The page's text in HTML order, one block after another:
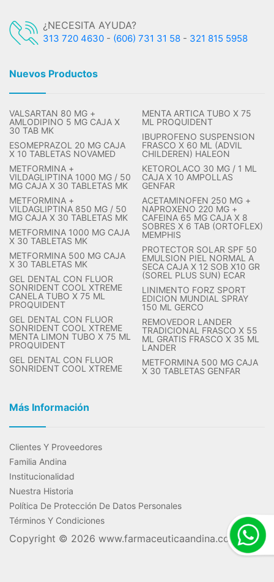
¿NECESITA AYUDA?
313 720 4630 - (606) 731 31 58 - 321 815 5958
Nuevos Productos
VALSARTAN 80 MG +
AMLODIPINO 5 MG CAJA X
30 TAB MK
ESOMEPRAZOL 20 MG CAJA
X 10 TABLETAS NOVAMED
METFORMINA +
VILDAGLIPTINA 1000 MG / 50
MG CAJA X 30 TABLETAS MK
METFORMINA +
VILDAGLIPTINA 850 MG / 50
MG CAJA X 30 TABLETAS MK
METFORMINA 1000 MG CAJA
X 30 TABLETAS MK
METFORMINA 500 MG CAJA
X 30 TABLETAS MK
GEL DENTAL CON FLUOR
SONRIDENT COOL XTREME
CANELA TUBO X 75 ML
PROQUIDENT
GEL DENTAL CON FLUOR
SONRIDENT COOL XTREME
MENTA LIMON TUBO X 75 ML
PROQUIDENT
GEL DENTAL CON FLUOR
SONRIDENT COOL XTREME
MENTA ARTICA TUBO X 75
ML PROQUIDENT
IBUPROFENO SUSPENSION
FRASCO X 60 ML (ADVIL
CHILDEREN) HALEON
KETOROLACO 30 MG / 1 ML
CAJA X 10 AMPOLLAS
GENFAR
ACETAMINOFEN 250 MG +
NAPROXENO 220 MG +
CAFEINA 65 MG CAJA X 8
SOBRES X 6 TAB (ORTOFLEX)
MEMPHIS
PROTECTOR SOLAR SPF 50
EMULSION PIEL NORMAL A
SECA CAJA X 12 SOB X10 GR
(SOREL PLUS SUN) ECAR
LINIMENTO FORZ SPORT
EDICION MUNDIAL SPRAY
150 ML GERCO
REMOVEDOR LANDER
TRADICIONAL FRASCO X 55
ML GRATIS FRASCO X 35 ML
LANDER
METFORMINA 500 MG CAJA
X 30 TABLETAS GENFAR
Más Información
Clientes Y Proveedores
Familia Andina
Institucionalidad
Nuestra Historia
Política De Protección De Datos Personales
Términos Y Condiciones
Copyright © 2026 www.farmaceuticaandina.com